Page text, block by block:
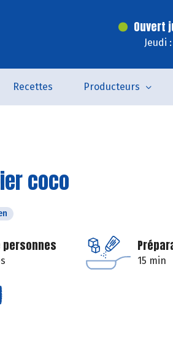
Ouvert
Jeudi
Recettes Producteurs
coco
personnes
15 min